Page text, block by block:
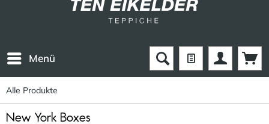
Menü
Alle Produkte
New York Boxes